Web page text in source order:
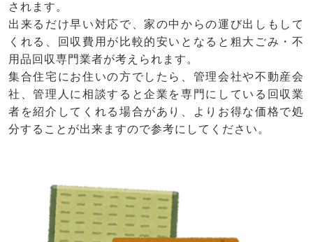
されます。
出来るだけ早い対応で、家の中からの運び出しもして
くれる、回収費用が比較的安いとなると粗大ごみ・不
用品回収専門業者が考えられます。
集合住宅にお住いの方でしたら、管理会社や不動産会
社、管理人に相談すると企業を専門にしている回収業
者を紹介してくれる場合があり、よりお得な価格で処
分することが出来ますので参考にしてください。